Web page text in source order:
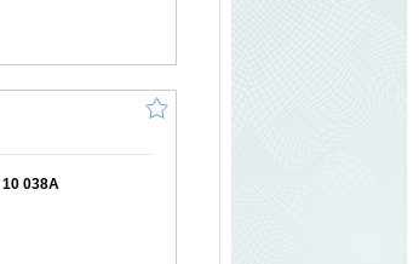
10 038A